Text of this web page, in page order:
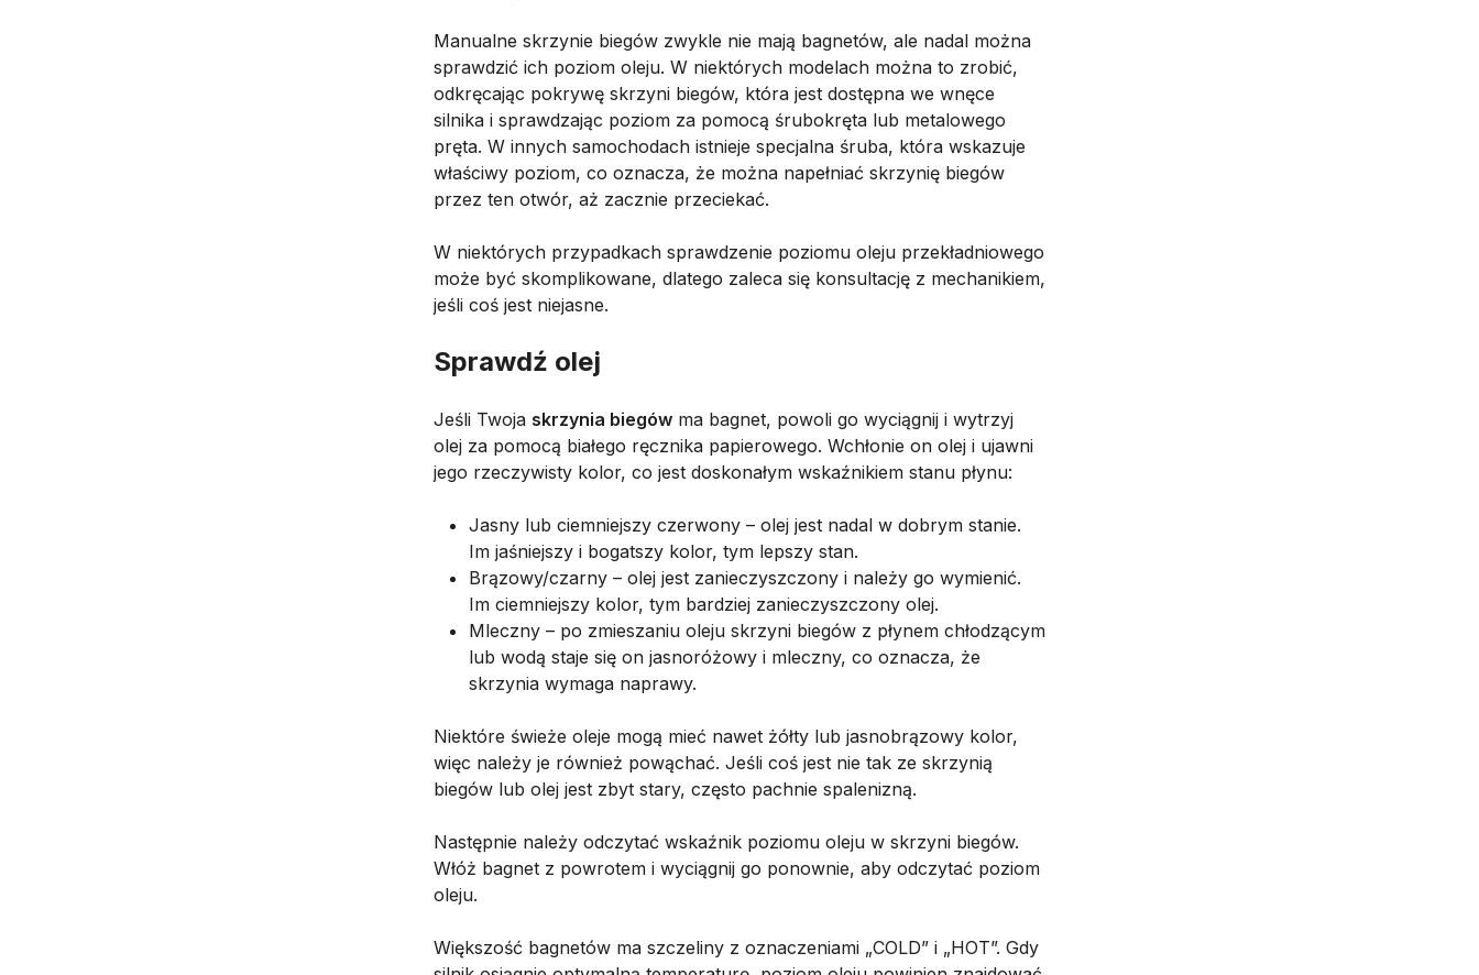
Manualne skrzynie biegów zwykle nie mają bagnetów, ale nadal można
sprawdzić ich poziom oleju. W niektórych modelach można to zrobić,
odkręcając pokrywę skrzyni biegów, która jest dostępna we wnęce
silnika i sprawdzając poziom za pomocą śrubokręta lub metalowego
pręta. W innych samochodach istnieje specjalna śruba, która wskazuje
właściwy poziom, co oznacza, że można napełniać skrzynię biegów
przez ten otwór, aż zacznie przeciekać.
W niektórych przypadkach sprawdzenie poziomu oleju przekładniowego
może być skomplikowane, dlatego zaleca się konsultację z mechanikiem,
jeśli coś jest niejasne.
Sprawdź olej
Jeśli Twoja skrzynia biegów ma bagnet, powoli go wyciągnij i wytrzyj
olej za pomocą białego ręcznika papierowego. Wchłonie on olej i ujawni
jego rzeczywisty kolor, co jest doskonałym wskaźnikiem stanu płynu:
Jasny lub ciemniejszy czerwony – olej jest nadal w dobrym stanie.
Im jaśniejszy i bogatszy kolor, tym lepszy stan.
Brązowy/czarny – olej jest zanieczyszczony i należy go wymienić.
Im ciemniejszy kolor, tym bardziej zanieczyszczony olej.
Mleczny – po zmieszaniu oleju skrzyni biegów z płynem chłodzącym
lub wodą staje się on jasnoróżowy i mleczny, co oznacza, że
skrzynia wymaga naprawy.
Niektóre świeże oleje mogą mieć nawet żółty lub jasnobrązowy kolor,
więc należy je również powąchać. Jeśli coś jest nie tak ze skrzynią
biegów lub olej jest zbyt stary, często pachnie spalenizną.
Następnie należy odczytać wskaźnik poziomu oleju w skrzyni biegów.
Włóż bagnet z powrotem i wyciągnij go ponownie, aby odczytać poziom
oleju.
Większość bagnetów ma szczeliny z oznaczeniami „COLD” i „HOT”. Gdy